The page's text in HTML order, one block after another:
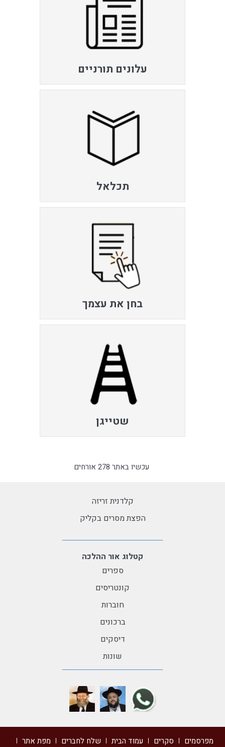
עלונים תורניים
תכלאל
בחן את עצמך
שטייגן
עכשיו באתר 278 אורחים
קלדנית זריזה
הפצת מסרים בקליק
קטלוג אור ההלכה
ספרים
קונטריסים
חוברות
ברכונים
דיסקים
שונות
מפרסמים סקרים עמוד הבית שלח לחברים
מפת אתר